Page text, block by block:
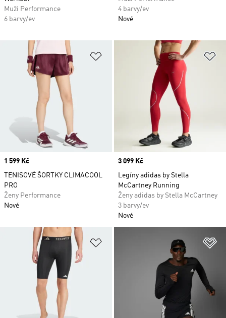
Muži Performance
6 barvy/ev
4 barvy/ev
Nové
Přidat do seznamu přání
Price
1 599 Kč
TENISOVÉ ŠORTKY CLIMACOOL
PRO
Ženy Performance
Nové
Price
3 099 Kč
Legíny adidas by Stella
McCartney Running
Ženy adidas by Stella McCartney
3 barvy/ev
Nové
Přidat do seznamu přání